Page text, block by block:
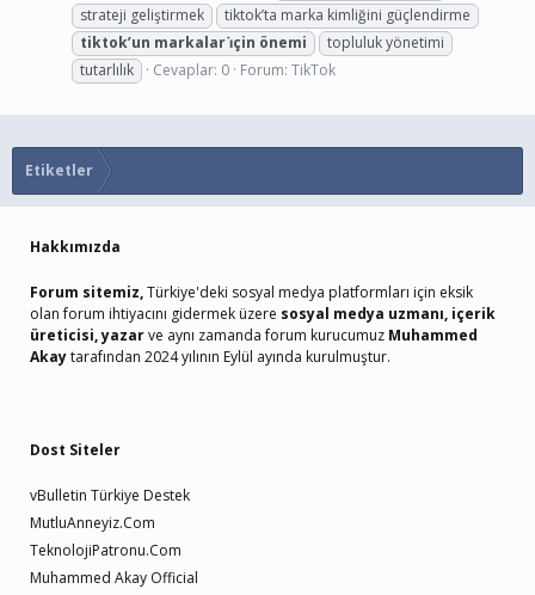
strateji geliştirmek
tiktok’ta marka kimliğini güçlendirme
tiktok’un markalari̇çin önemi
topluluk yönetimi
tutarlılık
Cevaplar: 0 Forum: TikTok
Etiketler
Hakkımızda
Forum sitemiz,Türkiye'deki sosyal medya platformları için eksik
olan forum ihtiyacını gidermek üzere sosyal medya uzmanı, içerik
üreticisi, yazarve aynı zamanda forum kurucumuz Muhammed
Akaytarafından 2024 yılının Eylül ayında kurulmuştur.
Dost Siteler
vBulletin Türkiye Destek
MutluAnneyiz.Com
TeknolojiPatronu.Com
Muhammed Akay Official